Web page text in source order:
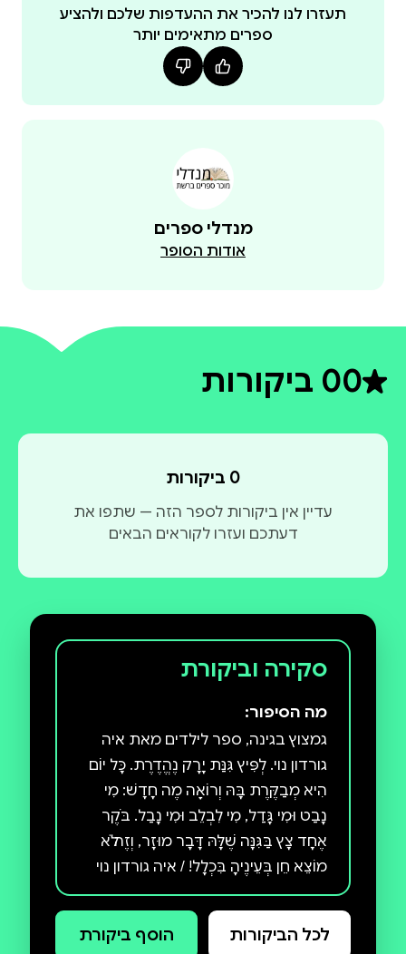
תעזרו לנו להכיר את ההעדפות שלכם ולהציע
ספרים מתאימים יותר
מנדלי ספרים
אודות הסופר
0דירוג ממוצע 0 מתוך 5
0 ביקורות
0 ביקורות
עדיין אין ביקורות לספר הזה — שתפו את
דעתכם ועזרו לקוראים הבאים
סקירה וביקורת
מה הסיפור:
גמצוץ בגינה, ספר לילדים מאת איה
גורדון נוי. לְפִּיץ גִּנַּת יָרָק נֶהֱדֶרֶת. כָּל יוֹם
הִיא מְבַקֶּרֶת בָּהּ וְרוֹאָה מֶה חָדָשׁ: מִי
נָבַט וּמִי גָּדַל, מִי לִבְלֵב וּמִי נָבַל. בֹּקֶר
אֶחָד צָץ בַּגִּנָּה שֶׁלָּהּ דָּבָר מוּזָר, וְזֶה לֹא
מוֹצֵא חֵן בְּעֵינֶיהָ בִּכְלָל! / איה גורדון נוי
איירה ספרים רבים לפעוטות ולילדים.
היא גרה ועובדת בכפר קטן שבו היא
מגדלת ירקות, ולפעמים גם מארחת
לכל הביקורות הוסף ביקורת